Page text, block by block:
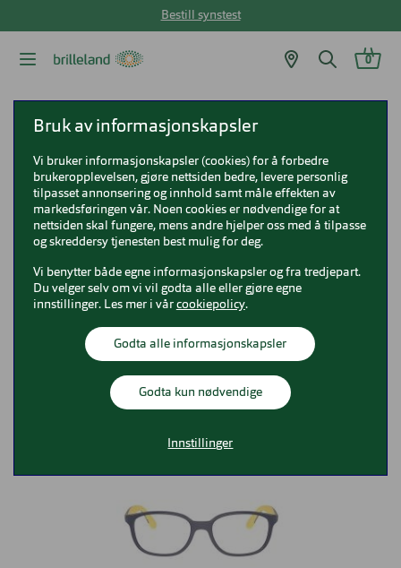
Bestill synstest
0
Briller
Hos Brilleland finner du et stort utvalg briller av høy
kvalitet til en god pris. Her ser du et utvalg av
nærmeste Brilleland-butikk hvor du får god hjelp til
Vis bare nyheter
Bruk av informasjonskapsler
Vi bruker informasjonskapsler (cookies) for å forbedre
brukeropplevelsen, gjøre nettsiden bedre, levere personlig
tilpasset annonsering og innhold samt måle effekten av
markedsføringen vår. Noen cookies er nødvendige for at
nettsiden skal fungere, mens andre hjelper oss med å tilpasse
og skreddersy tjenesten best mulig for deg.
Vi benytter både egne informasjonskapsler og fra tredjepart.
Du velger selv om vi vil godta alle eller gjøre egne
innstillinger. Les mer i vår cookiepolicy.
Godta alle informasjonskapsler
Godta kun nødvendige
Innstillinger